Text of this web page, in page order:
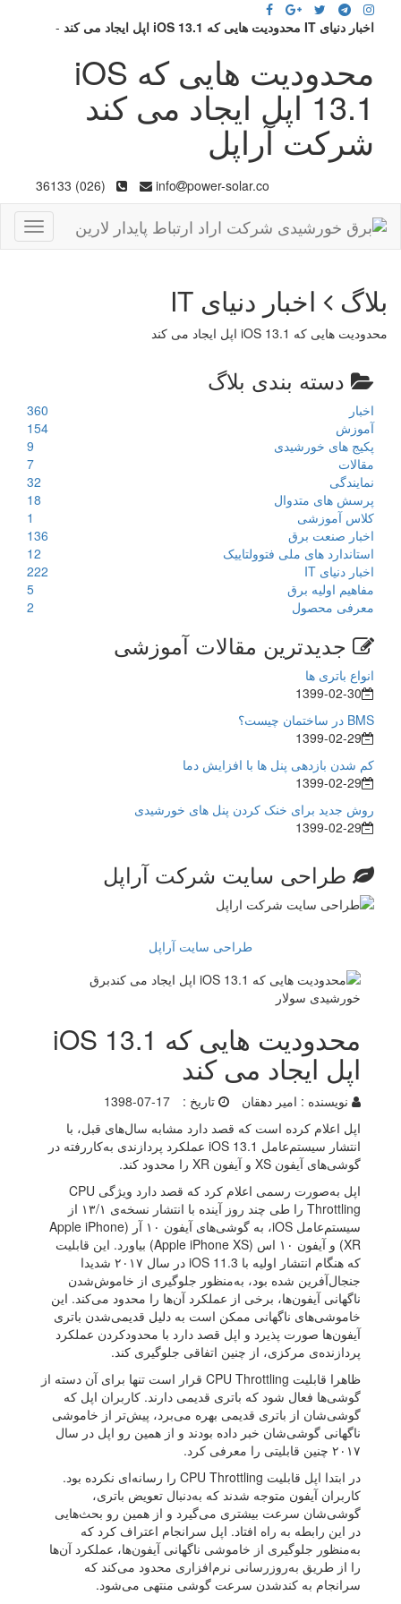
اخبار دنیای IT محدودیت هایی که iOS 13.1 اپل ایجاد می کند -
محدودیت هایی که iOS
13.1 اپل ایجاد می کند
شرکت آراپل
info power-solar.co
(026) 36133
بلاگ اخبار دنیای IT
محدودیت هایی که iOS 13.1 اپل ایجاد می کند
دسته بندی بلاگ
اخبار
360
آموزش
154
پکیج های خورشیدی
9
مقالات
7
نمایندگی
32
پرسش های متدوال
18
کلاس آموزشی
1
اخبار صنعت برق
136
استاندارد های ملی فتوولتاییک
12
اخبار دنیای IT
222
مفاهیم اولیه برق
5
معرفی محصول
2
جدیدترین مقالات آموزشی
انواع باتری ها
1399-02-30
BMS در ساختمان چیست؟
1399-02-29
کم شدن بازدهی پنل ها با افزایش دما
1399-02-29
روش جدید برای خنک کردن پنل های خورشیدی
1399-02-29
طراحی سایت شرکت آراپل
طراحی سایت آراپل
محدودیت هایی که iOS 13.1
اپل ایجاد می کند
نویسنده : امیر دهقان تاریخ :
1398-07-17
اپل اعلام کرده است که قصد دارد مشابه سال‌های قبل، با
انتشار سیستم‌عامل iOS 13.1 عملکرد پردازند‌ی به‌کاررفته در
گوشی‌‌های آیفون XS و آیفون XR را محدود کند.
اپل به‌صورت رسمی اعلام کرد که قصد دارد ویژگی CPU
Throttling را طی چند روز آینده با انتشار نسخه‌ی ۱۳/۱ از
سیستم‌عامل iOS، به گوشی‌های آیفون ۱۰ آر (Apple iPhone
XR) و آیفون ۱۰ اس (Apple iPhone XS) بیاورد. این قابلیت
که هنگام انتشار اولیه با iOS 11.3 در سال ۲۰۱۷ شدیدا
جنجال‌آفرین شده بود، به‌منظور جلوگیری از خاموش‌شدن
ناگهانی آیفون‌ها، برخی از عملکرد آن‌ها را محدود می‌کند. این
خاموشی‌های ناگهانی ممکن است به دلیل قدیمی‌شدن باتری
آیفون‌ها صورت پذیرد و اپل قصد دارد با محدودکردن عملکرد
پردازنده‌ی مرکزی، از چنین اتفاقی جلوگیری کند.
ظاهرا قابلیت CPU Throttling قرار است تنها برای آن دسته از
گوشی‌ها فعال شود که باتری‌ قدیمی دارند. کاربران اپل که
گوشی‌شان از باتری قدیمی بهره می‌برد، پیش‌تر از خاموشی
ناگهانی گوشی‌شان خبر داده بودند و از همین رو اپل در سال
۲۰۱۷ چنین قابلیتی را معرفی کرد.
در ابتدا اپل قابلیت CPU Throttling را رسانه‌ای نکرده بود.
کاربران آیفون متوجه شدند که به‌دنبال تعویض باتری،
گوشی‌شان سرعت بیشتری می‌گیرد و از همین رو بحث‌هایی
در این رابطه به راه افتاد. اپل سرانجام اعتراف کرد که
به‌منظور جلوگیری از خاموشی ناگهانی آیفون‌ها، عملکرد آن‌ها
را از طریق به‌روزرسانی نرم‌افزاری محدود می‌کند که
سرانجام به کندشدن سرعت گوشی منتهی می‌شود.